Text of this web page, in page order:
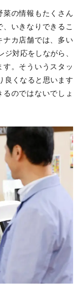
菜の情報もたくさん
いきなりできるこ
ナカ店舗では、多い
対応をしながら、
す。そういうスタッ
良くなると思います
のではないでしょ